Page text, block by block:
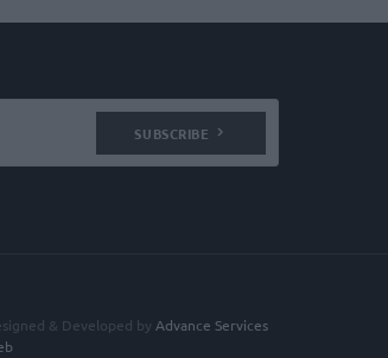
SUBSCRIBE
& Developed by Advance Services